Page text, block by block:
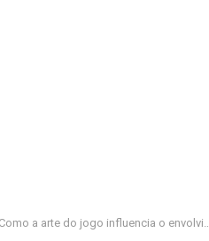
Como a arte do jogo influencia o envolvimento e a experiência do jogador